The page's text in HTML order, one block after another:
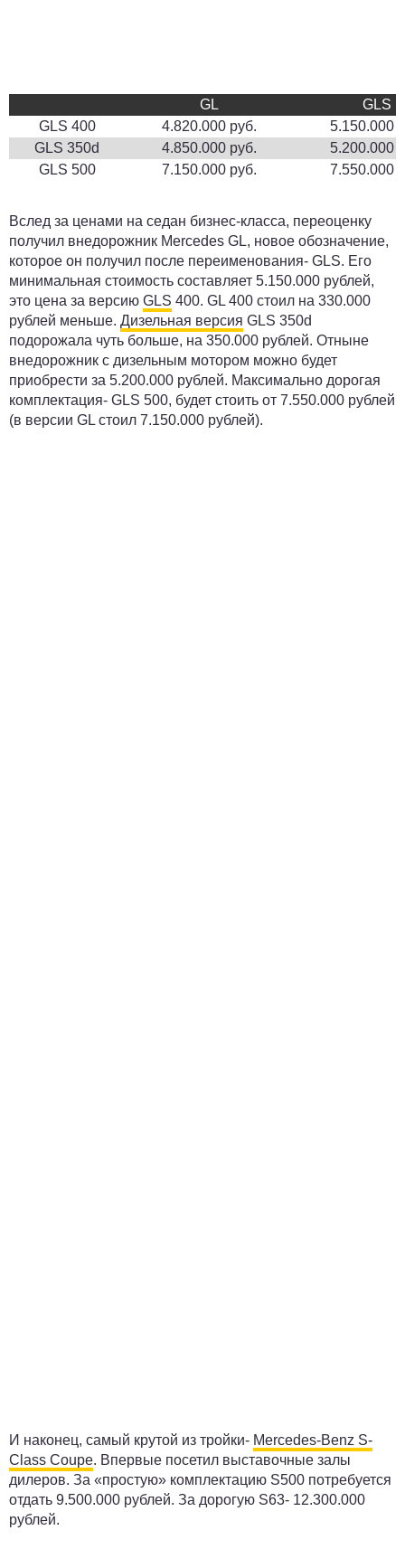
GL
GLS
GLS 400
4.820.000 руб.
5.150.000
GLS 350d
4.850.000 руб.
5.200.000
GLS 500
7.150.000 руб. 7.550.000
Вслед за ценами на седан бизнес-класса, переоценку
получил внедорожник Mercedes GL, новое обозначение,
которое он получил после переименования- GLS. Его
минимальная стоимость составляет 5.150.000 рублей,
это цена за версию GLS 400. GL 400 стоил на 330.000
рублей меньше. Дизельная версия GLS 350d
подорожала чуть больше, на 350.000 рублей. Отныне
внедорожник с дизельным мотором можно будет
приобрести за 5.200.000 рублей. Максимально дорогая
комплектация- GLS 500, будет стоить от 7.550.000 рублей
(в версии GL стоил 7.150.000 рублей).
И наконец, самый крутой из тройки- Mercedes-Benz S-
Class Coupe. Впервые посетил выставочные залы
дилеров. За «простую» комплектацию S500 потребуется
отдать 9.500.000 рублей. За дорогую S63- 12.300.000
рублей.